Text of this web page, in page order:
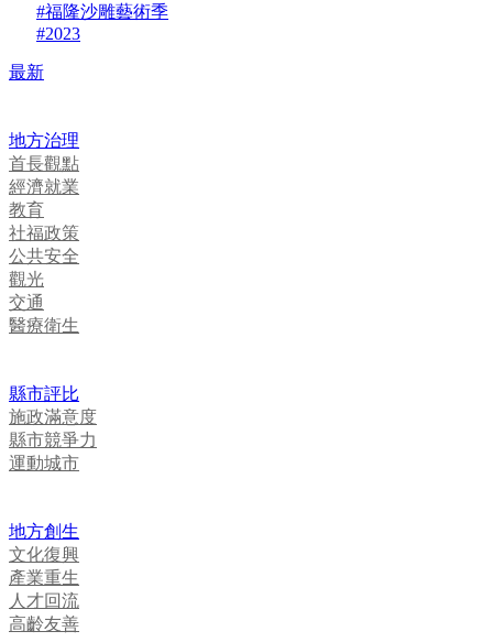
#福隆沙雕藝術季
#2023
最新
地方治理
首長觀點
經濟就業
教育
社福政策
公共安全
觀光
交通
醫療衛生
縣市評比
施政滿意度
縣市競爭力
運動城市
地方創生
文化復興
產業重生
人才回流
高齡友善